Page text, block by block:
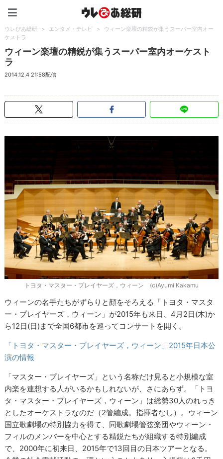
ウレぴあ総研 > エンタメ・テレビ >
ウィーン楽壇の精鋭が集うスーパー室内オー
ケストラ
ウィーン楽壇の精鋭が集うスーパー室内オーケスト
ラ
2014.12.4 21:58配信
トヨタ・マスター・プレイヤーズ，ウィーン (c)Ayumi Kakamu
ウィーンの名手たちがずらりと顔をそろえる「トヨタ・マスタ
ー・プレイヤーズ，ウィーン」が2015年も来日、4月2日(木)か
ら12日(日)まで全国6都市を巡ってコンサートを開く。
「トヨタ・マスター・プレイヤーズ，ウィーン」2015年日本公
演の情報
「マスター・プレイヤーズ」という名称だけ見ると小規模な室
内楽を連想する人がいるかもしれないが、さにあらず。「トヨ
タ・マスター・プレイヤーズ，ウィーン」は総勢30人のれっき
としたオーケストラなのだ（2管編成。指揮者なし）。ウィーン
国立歌劇場の特別協力を得て、同歌劇場管弦楽団やウィーン・
フィルのメンバーを中心とする精鋭たちが組織する特別編成
で、2000年に初来日、2015年で13回目の日本ツアーとなる。